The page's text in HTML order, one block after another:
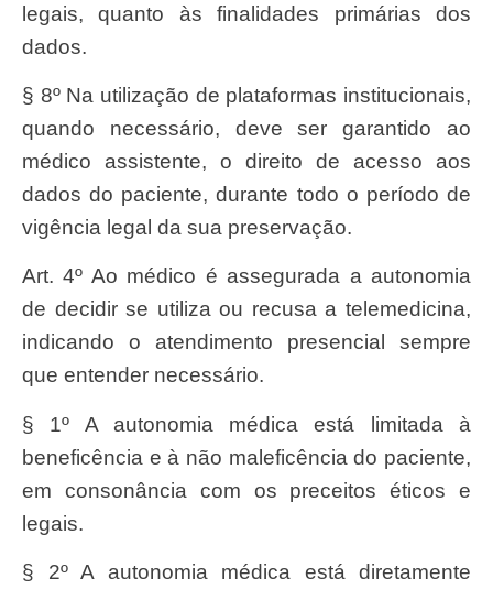
legais, quanto às finalidades primárias dos
dados.
§ 8º Na utilização de plataformas institucionais,
quando necessário, deve ser garantido ao
médico assistente, o direito de acesso aos
dados do paciente, durante todo o período de
vigência legal da sua preservação.
Art. 4º Ao médico é assegurada a autonomia
de decidir se utiliza ou recusa a telemedicina,
indicando o atendimento presencial sempre
que entender necessário.
§ 1º A autonomia médica está limitada à
beneficência e à não maleficência do paciente,
em consonância com os preceitos éticos e
legais.
§ 2º A autonomia médica está diretamente